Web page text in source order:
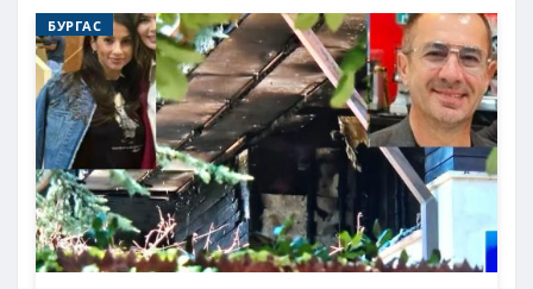
БУРГАС